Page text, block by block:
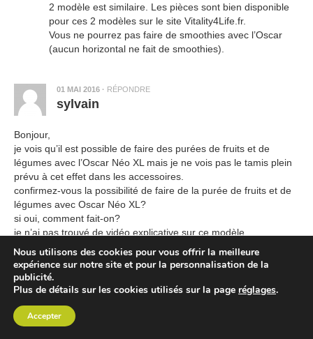
2 modèle est similaire. Les pièces sont bien disponible
pour ces 2 modèles sur le site Vitality4Life.fr.
Vous ne pourrez pas faire de smoothies avec l’Oscar
(aucun horizontal ne fait de smoothies).
01 MAI 2016 · RÉPONDRE
sylvain
Bonjour,
je vois qu’il est possible de faire des purées de fruits et de
légumes avec l’Oscar Néo XL mais je ne vois pas le tamis plein
prévu à cet effet dans les accessoires.
confirmez-vous la possibilité de faire de la purée de fruits et de
légumes avec Oscar Néo XL?
si oui, comment fait-on?
je n’ai pas trouvé de vidéo explicative sur ce modèle.
Vous remerciant par avance,
cdt,
Nous utilisons des cookies pour vous offrir la meilleure
expérience sur notre site et pour la personnalisation de la
publicité.
Plus de détails sur les cookies utilisés sur la page réglages.
Accepter